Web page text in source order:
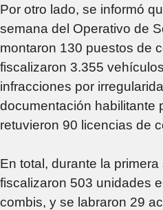
Por otro lado, se informó
semana del Operativo de
montaron 130 puestos de
fiscalizaron 3.355
infracciones por
documentación habilitante
retuvieron 90 licencias de
En total, durante la
fiscalizaron 503 unidades
combis, y se labraron 29